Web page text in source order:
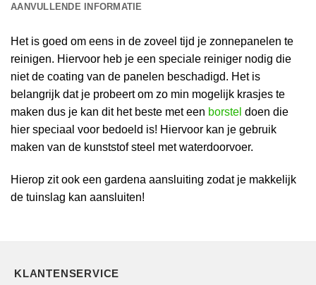
AANVULLENDE INFORMATIE
Het is goed om eens in de zoveel tijd je zonnepanelen te
reinigen. Hiervoor heb je een speciale reiniger nodig die
niet de coating van de panelen beschadigd. Het is
belangrijk dat je probeert om zo min mogelijk krasjes te
maken dus je kan dit het beste met een borstel doen die
hier speciaal voor bedoeld is! Hiervoor kan je gebruik
maken van de kunststof steel met waterdoorvoer.
Hierop zit ook een gardena aansluiting zodat je makkelijk
de tuinslag kan aansluiten!
KLANTENSERVICE